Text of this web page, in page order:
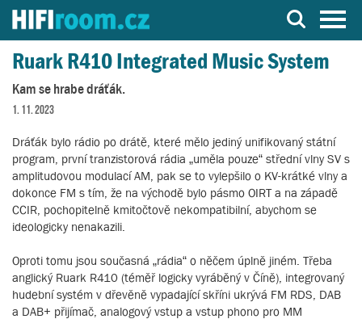
Server o Hi-Fi a AV technice
Ruark R410 Integrated Music System
Kam se hrabe dráťák.
1. 11. 2023
Dráťák bylo rádio po drátě, které mělo jediný unifikovaný státní
program, první tranzistorová rádia „uměla pouze“ střední vlny SV s
amplitudovou modulací AM, pak se to vylepšilo o KV-krátké vlny a
dokonce FM s tím, že na východě bylo pásmo OIRT a na západě
CCIR, pochopitelně kmitočtově nekompatibilní, abychom se
ideologicky nenakazili.
Oproti tomu jsou současná „rádia“ o něčem úplně jiném. Třeba
anglický Ruark R410 (téměř logicky vyráběný v Číně), integrovaný
hudební systém v dřevěně vypadající skříni ukrývá FM RDS, DAB
a DAB+ přijímač, analogový vstup a vstup phono pro MM